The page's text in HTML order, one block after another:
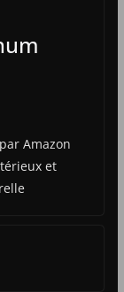
Amazon
et